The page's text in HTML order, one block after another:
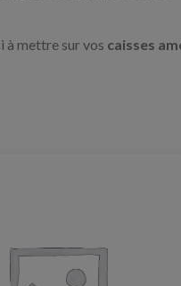
à mettre sur vos caisses